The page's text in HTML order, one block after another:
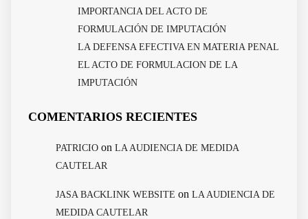
IMPORTANCIA DEL ACTO DE
FORMULACIÓN DE IMPUTACIÓN
LA DEFENSA EFECTIVA EN MATERIA PENAL
EL ACTO DE FORMULACION DE LA
IMPUTACIÓN
COMENTARIOS RECIENTES
PATRICIO on LA AUDIENCIA DE MEDIDA
CAUTELAR
JASA BACKLINK WEBSITE on LA AUDIENCIA DE
MEDIDA CAUTELAR